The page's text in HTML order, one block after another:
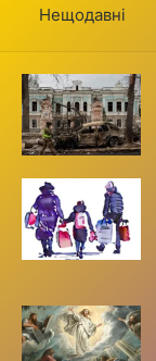
Нещодавні